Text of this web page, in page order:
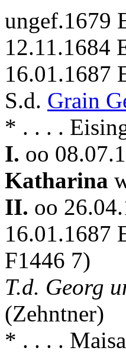
ungef.1679
12.11.1684
16.01.1687
S.d. Grain
* . . . .
I. oo
Katharina
II. oo
16.01.1687
F1446 7)
T.d. Georg
(Zehntner)
* . . . .